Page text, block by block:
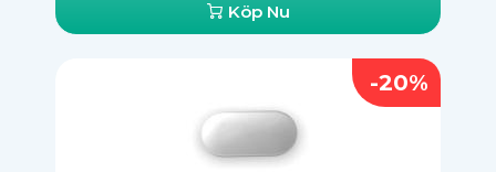
Köp Nu
-20%